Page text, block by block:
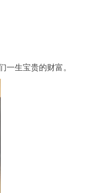
一生宝贵的财富。